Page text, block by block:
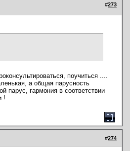
#273
поучиться ....
а общая парусность
парус, гармония в соответствии
!
#274